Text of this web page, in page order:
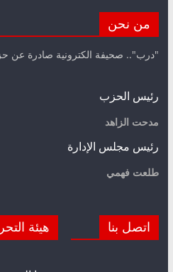
من نحن
"درب".. صحيفة الكترونية صادرة عن
رئيس الحزب
مدحت الزاهد
رئيس مجلس الإدارة
طلعت فهمي
اتصل بنا هيئة